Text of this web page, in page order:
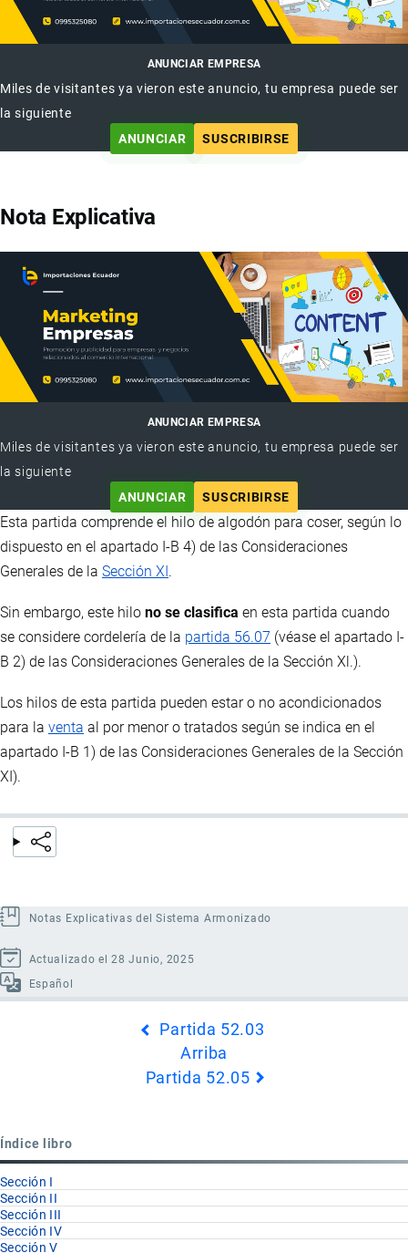
ANUNCIAR EMPRESA
Miles de visitantes ya vieron este anuncio, tu empresa puede ser
la siguiente
ANUNCIAR
SUSCRIBIRSE
Nota Explicativa
ANUNCIAR EMPRESA
Miles de visitantes ya vieron este anuncio, tu empresa puede ser
la siguiente
ANUNCIAR
SUSCRIBIRSE
Esta partida comprende el hilo de algodón para coser, según lo
dispuesto en el apartado I-B 4) de las Consideraciones
Generales de la Sección XI .
Sin embargo, este hilo no se clasifica en esta partida cuando
se considere cordelería de la partida 56.07 (véase el apartado I-
B 2) de las Consideraciones Generales de la Sección Xl.).
Los hilos de esta partida pueden estar o no acondicionados
para la venta al por menor o tratados según se indica en el
apartado I-B 1) de las Consideraciones Generales de la Sección
XI).
Notas Explicativas del Sistema Armonizado
Actualizado el 28 Junio, 2025
Español
Partida 52.03
Arriba
Partida 52.05
Índice libro
Sección I
Sección II
Sección III
Sección IV
Sección V